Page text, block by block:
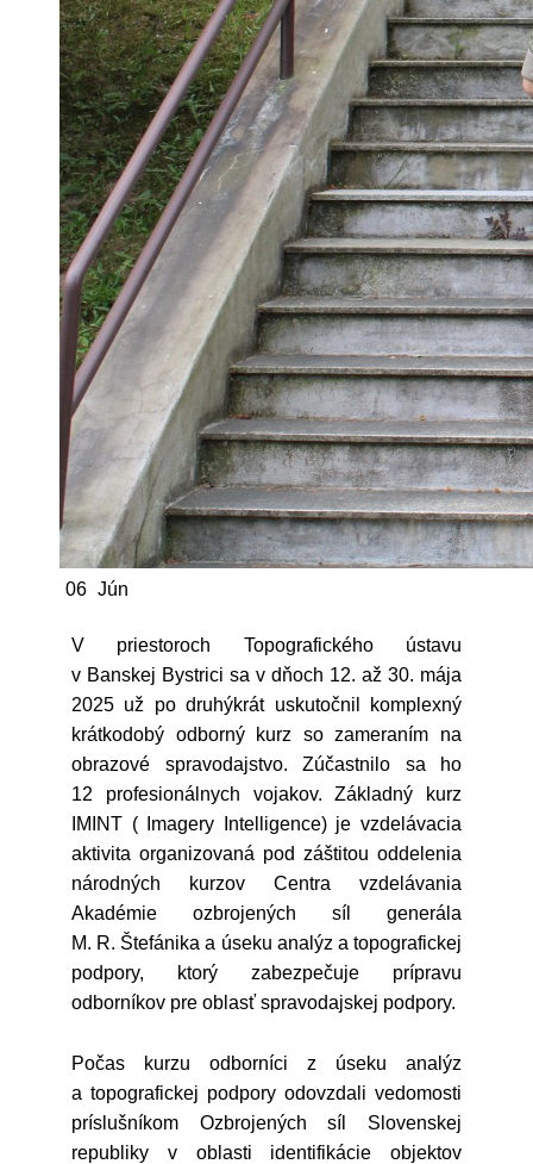
06 Jún
V priestoroch Topografického ústavu
v Banskej Bystrici sa v dňoch 12. až 30. mája
2025 už po druhýkrát uskutočnil komplexný
krátkodobý odborný kurz so zameraním na
obrazové spravodajstvo. Zúčastnilo sa ho
12 profesionálnych vojakov. Základný kurz
IMINT ( Imagery Intelligence) je vzdelávacia
aktivita organizovaná pod záštitou oddelenia
národných kurzov Centra vzdelávania
Akadémie ozbrojených síl generála
M. R. Štefánika a úseku analýz a topografickej
podpory, ktorý zabezpečuje prípravu
odborníkov pre oblasť spravodajskej podpory.
Počas kurzu odborníci z úseku analýz
a topografickej podpory odovzdali vedomosti
príslušníkom Ozbrojených síl Slovenskej
republiky v oblasti identifikácie objektov